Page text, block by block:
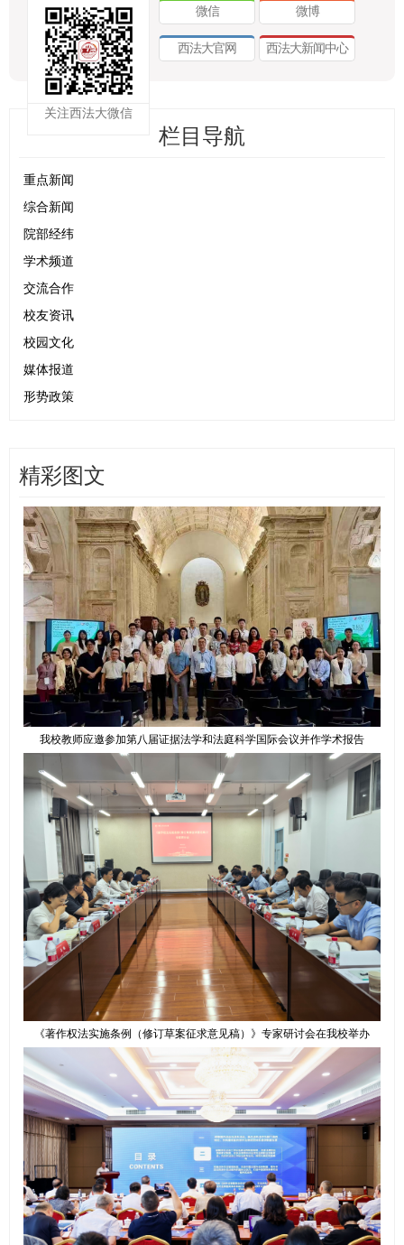
关注西法大微信
微信 微博
西法大官网 西法大新闻中心
栏目导航
重点新闻
综合新闻
院部经纬
学术频道
交流合作
校友资讯
校园文化
媒体报道
形势政策
精彩图文
我校教师应邀参加第八届证据法学和法庭科学国际会议并作学术报告
《著作权法实施条例（修订草案征求意见稿）》专家研讨会在我校举办